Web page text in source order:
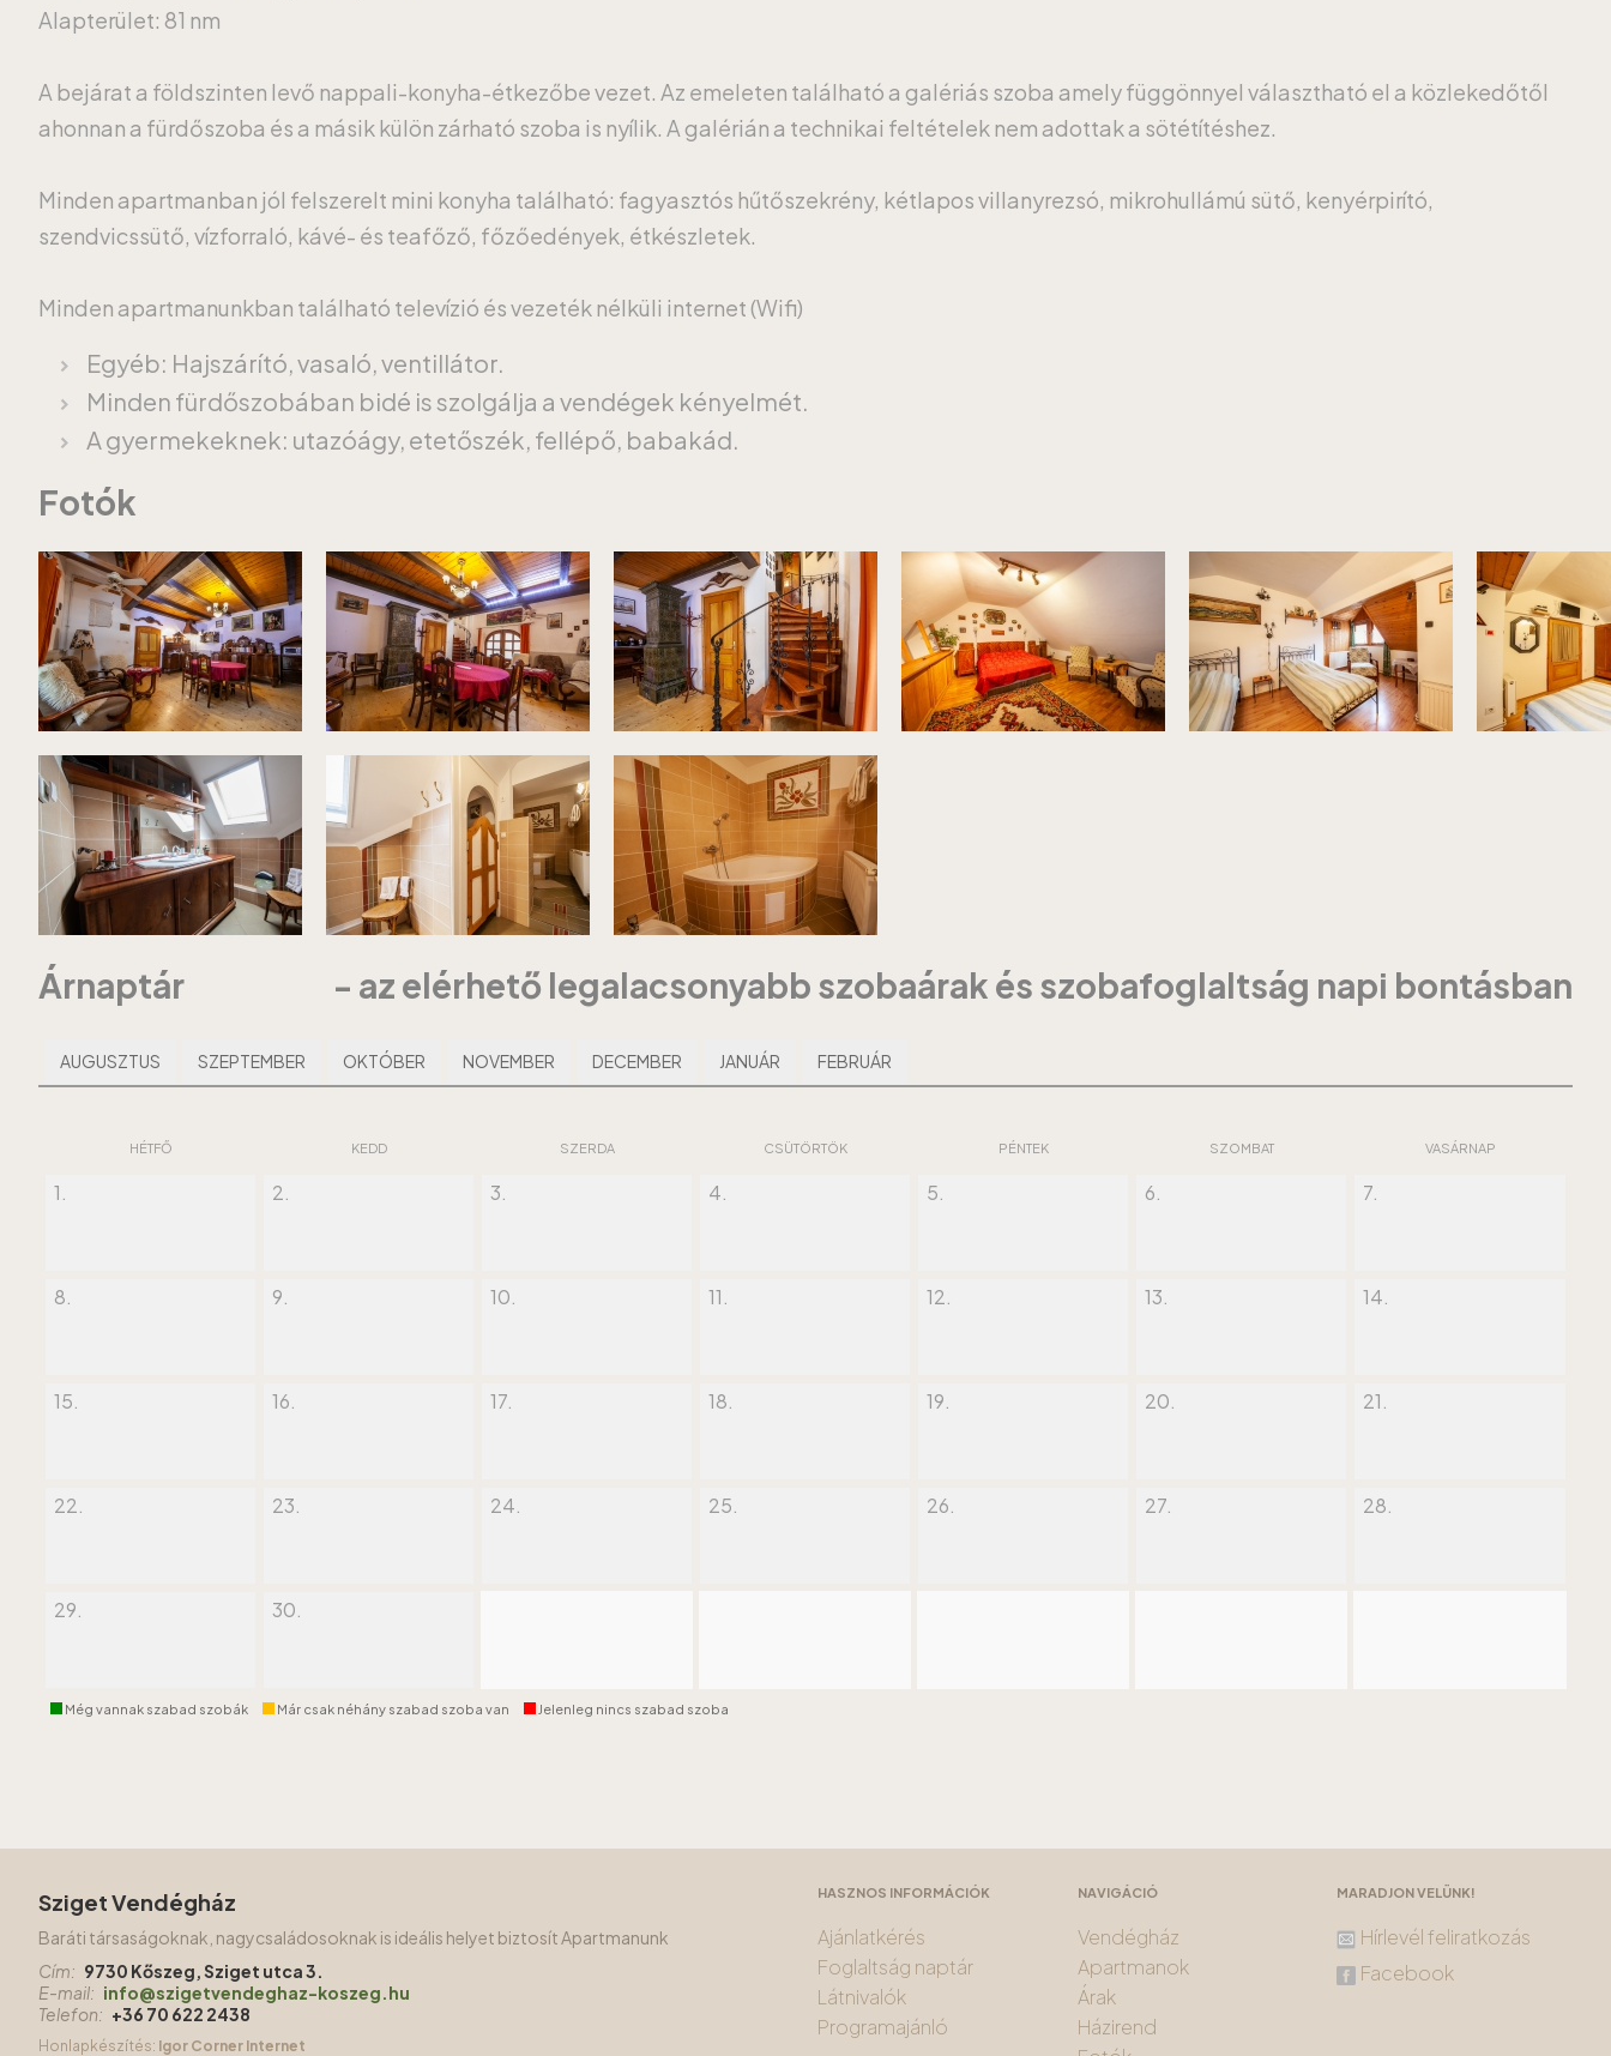
Alapterület: 81 nm
A bejárat a földszinten levő nappali-konyha-étkezőbe vezet. Az emeleten található a galériás szoba amely függönnyel választható el a közlekedőtől
ahonnan a fürdőszoba és a másik külön zárható szoba is nyílik. A galérián a technikai feltételek nem adottak a sötétítéshez.
Minden apartmanban jól felszerelt mini konyha található: fagyasztós hűtőszekrény, kétlapos villanyrezsó, mikrohullámú sütő, kenyérpirító,
szendvicssütő, vízforraló, kávé- és teafőző, főzőedények, étkészletek.
Minden apartmanunkban található televízió és vezeték nélküli internet (Wifi)
Egyéb: Hajszárító, vasaló, ventillátor.
Minden fürdőszobában bidé is szolgálja a vendégek kényelmét.
A gyermekeknek: utazóágy, etetőszék, fellépő, babakád.
Fotók
Árnaptár - az elérhető legalacsonyabb szobaárak és szobafoglaltság napi bontásban
AUGUSZTUS SZEPTEMBER OKTÓBER NOVEMBER DECEMBER JANUÁR FEBRUÁR
HÉTFŐ KEDD SZERDA CSÜTÖRTÖK PÉNTEK SZOMBAT VASÁRNAP
1. 2. 3. 4. 5. 6. 7.
8. 9. 10. 11. 12. 13. 14.
15. 16. 17. 18. 19. 20. 21.
22. 23. 24. 25. 26. 27. 28.
29. 30.
Még vannak szabad szobák Már csak néhány szabad szoba van Jelenleg nincs szabad szoba
Sziget Vendégház
Baráti társaságoknak, nagycsaládosoknak is ideális helyet biztosít Apartmanunk
Cím: 9730 Kőszeg, Sziget utca 3.
E-mail: info@szigetvendeghaz-koszeg.hu
Telefon: +36 70 622 2438
Honlapkészítés: Igor Corner Internet
HASZNOS INFORMÁCIÓK
Ajánlatkérés
Foglaltság naptár
Látnivalók
Programajánló
NAVIGÁCIÓ
Vendégház
Apartmanok
Árak
Házirend
MARADJON VELÜNK!
Hírlevél feliratkozás
Facebook